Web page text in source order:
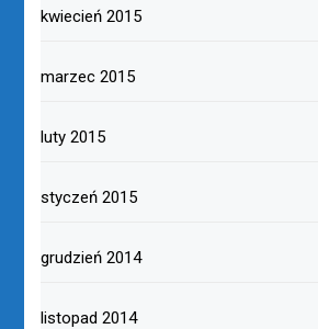
kwiecień 2015
marzec 2015
luty 2015
styczeń 2015
grudzień 2014
listopad 2014